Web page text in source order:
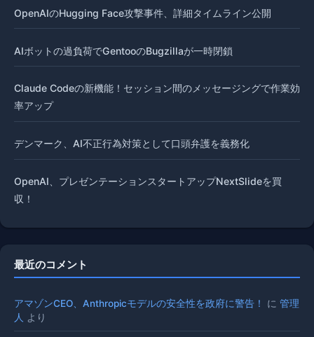
OpenAIのHugging Face攻撃事件、詳細タイムライン公開
AIボットの過負荷でGentooのBugzillaが一時閉鎖
Claude Codeの新機能！セッション間のメッセージングで作業効
率アップ
デンマーク、AI不正行為対策として口頭弁護を義務化
OpenAI、プレゼンテーションスタートアップNextSlideを買
収！
最近のコメント
アマゾンCEO、Anthropicモデルの安全性を政府に警告！ に 管理
人 より